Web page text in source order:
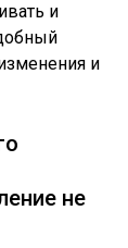
и
и
не